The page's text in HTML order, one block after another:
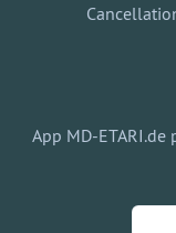
App MD-